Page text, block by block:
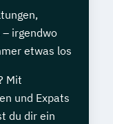
irgendwo
etwas los
Mit
und Expats
du dir ein